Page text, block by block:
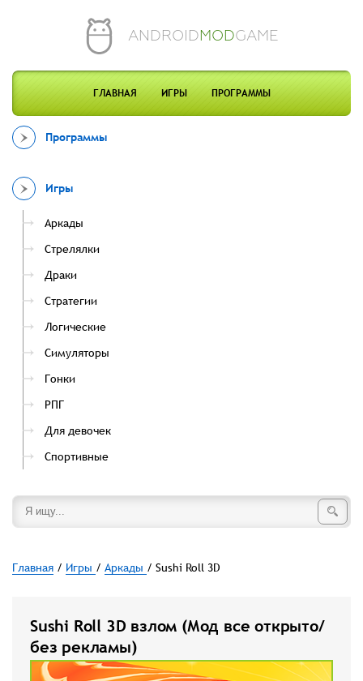
ANDROIDMODGAME
ГЛАВНАЯ ИГРЫ ПРОГРАММЫ
Программы
Игры
Аркады
Стрелялки
Драки
Стратегии
Логические
Симуляторы
Гонки
РПГ
Для девочек
Спортивные
Главная / Игры / Аркады / Sushi Roll 3D
Sushi Roll 3D взлом (Мод все открыто/
без рекламы)